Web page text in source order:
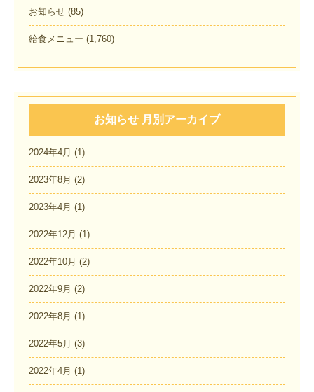
お知らせ (85)
給食メニュー (1,760)
お知らせ 月別アーカイブ
2024年4月 (1)
2023年8月 (2)
2023年4月 (1)
2022年12月 (1)
2022年10月 (2)
2022年9月 (2)
2022年8月 (1)
2022年5月 (3)
2022年4月 (1)